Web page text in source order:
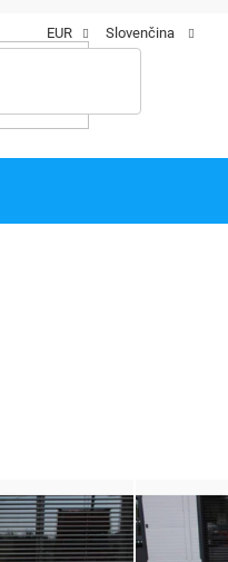
EUR Slovenčina